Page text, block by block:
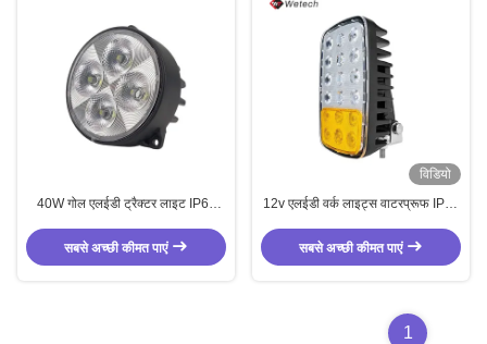
40W गोल एलईडी ट्रैक्टर लाइट IP67
सबसे अच्छी कीमत पाएं
विडियो
12v एलईडी वर्क लाइट्स वाटरप्रूफ IP67
ट्रैक्टर के लिए उपयुक्त
सबसे अच्छी कीमत पाएं
1